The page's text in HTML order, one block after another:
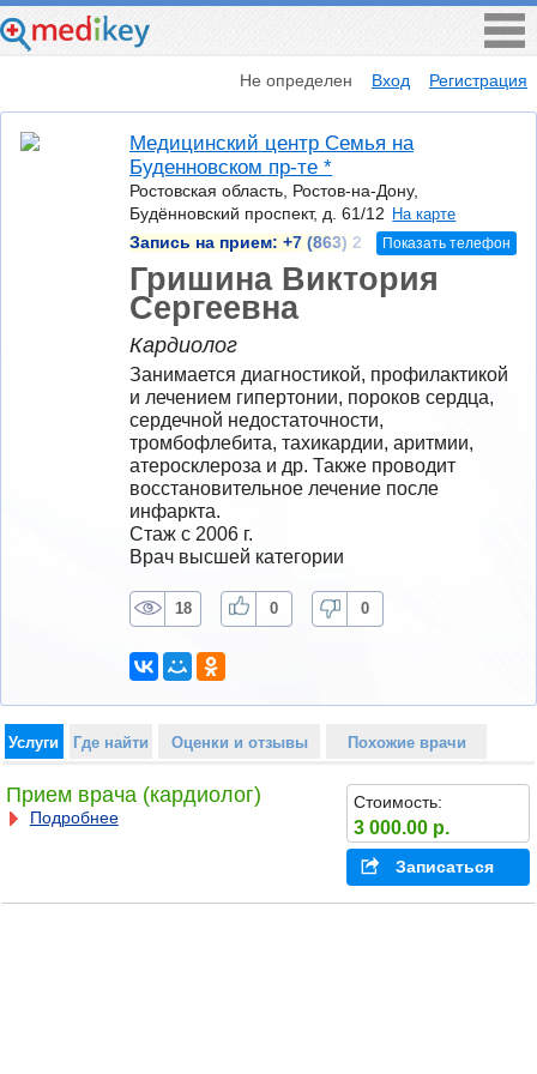
Не определен Вход Регистрация
Медицинский центр Семья на
Буденновском пр-те *
Ростовская область, Ростов-на-Дону,
Будённовский проспект, д. 61/12 На карте
Запись на прием: +7 (863) 2 Показать телефон
Гришина Виктория
Сергеевна
Кардиолог
Занимается диагностикой, профилактикой
и лечением гипертонии, пороков сердца,
сердечной недостаточности,
тромбофлебита, тахикардии, аритмии,
атеросклероза и др. Также проводит
восстановительное лечение после
инфаркта.
Стаж с 2006 г.
Врач высшей категории
18 0 0
Услуги Где найти Оценки и отзывы Похожие врачи
Прием врача (кардиолог)
Подробнее
Стоимость:
3 000.00 р.
Записаться